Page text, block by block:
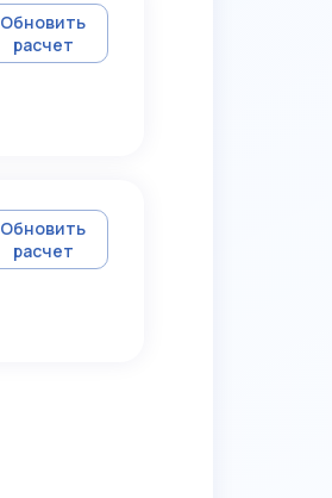
Обновить
расчет
Обновить
расчет